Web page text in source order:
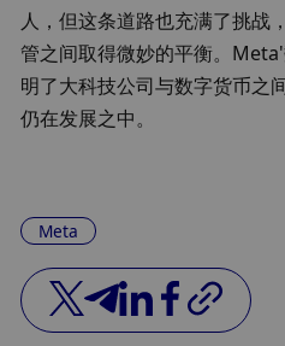
人，但这条道路也充满了挑战
管之间取得微妙的平衡。
明了大科技公司与数字货币之
仍在发展之中。
Meta